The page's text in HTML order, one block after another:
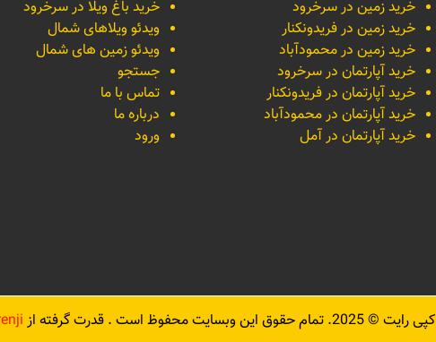
خرید زمین در سرخرود
خرید زمین در فریدونکنار
خرید زمین در محمودآباد
خرید آپارتمان در سرخرود
خرید آپارتمان در فریدونکنار
خرید آپارتمان در محمودآباد
خرید آپارتمان در آمل
خرید باغ ویلا در سرخرود
ویدئو ویلاهای شمال
ویدئو زمین های شمال
جستجو
تماس با ما
درباره ما
ورود
کپی رایت ©2025. تمام حقوق این وبسایت محفوظ است . قدرت گرفته از